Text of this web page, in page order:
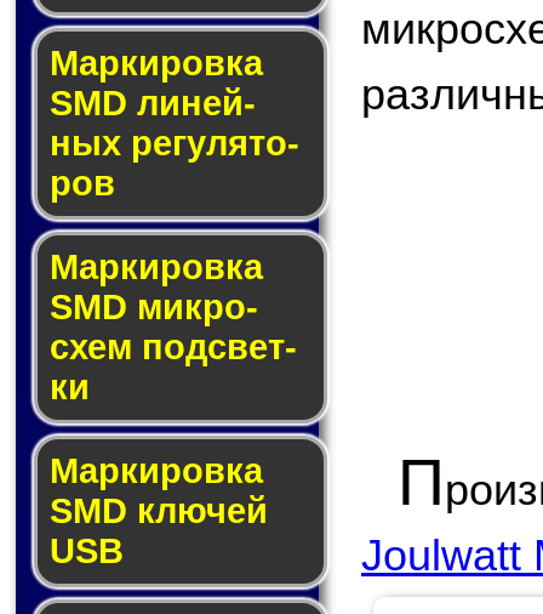
Маркировка
SMD ли­ней­
ных ре­гу­ля­то­
ров
Маркировка
SMD мик­ро­
схем под­свет­
ки
Маркировка
SMD клю­чей
USB
П
Joulwatt